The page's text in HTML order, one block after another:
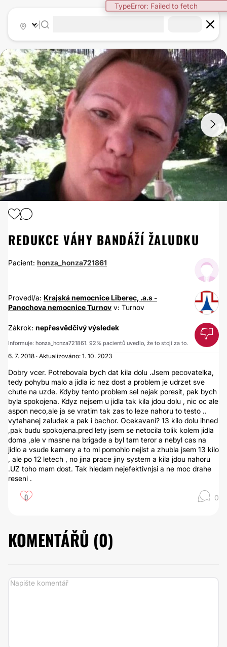
TypeError: Failed to fetch
REDUKCE VÁHY BANDÁŽÍ ŽALUDKU
Pacient: honza_honza721861
Provedl/a: Krajská nemocnice Liberec, .a.s -
Panochova nemocnice Turnov v: Turnov
Zákrok: nepřesvědčivý výsledek
Informuje: honza_honza721861. 92% pacientů uvedlo, že to stojí za to.
6. 7. 2018 · Aktualizováno: 1. 10. 2023
Dobry vcer. Potrebovala bych dat kila dolu .Jsem pecovatelka,
tedy pohybu malo a jidla ic nez dost a problem je udrzet sve
chute na uzde. Kdyby tento problem sel nejak poresit, pak bych
byla spokojena. Kdyz nejsem u jidla tak kila jdou dolu , nic oc ale
aspon neco,ale ja se vratim tak zas to leze nahoru to testo ..
vytahanej zaludek a pak i bachor. Ocekavani? 13 kilo dolu ihned
,pak budu spokojena.pred lety jsem se netocila tolik kolem jidla
doma ,ale v masne na brigade a byl tam teror a nebyl cas na
jidlo a vsude kamery a to mi pomohlo nejist a zhubla jsem 13 kilo
, ale po 12 letech , no jina prace jiny system a kila jdou nahoru
.UZ toho mam dost. Tak hledam nejefektivnjsi a ne moc drahe
reseni .
0 0
KOMENTÁŘŮ (0)